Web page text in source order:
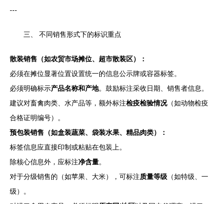
---
三、 不同销售形式下的标识重点
散装销售（如农贸市场摊位、超市散装区）：
必须在摊位显著位置设置统一的信息公示牌或容器标签。
必须明确标示产品名称和产地。鼓励标注采收日期、销售者信息。
建议对畜禽肉类、水产品等，额外标注检疫检验情况（如动物检疫
合格证明编号）。
预包装销售（如盒装蔬菜、袋装水果、精品肉类）：
标签信息应直接印制或粘贴在包装上。
除核心信息外，应标注净含量。
对于分级销售的（如苹果、大米），可标注质量等级 （如特级、一
级）。